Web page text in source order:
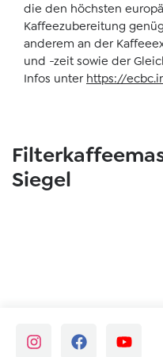
die den höchsten
Kaffeezubereitung
anderem an der
und -zeit sowie der
Infos unter https://
Siegel